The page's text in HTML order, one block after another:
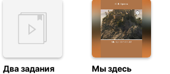
Два задания
Мы здесь